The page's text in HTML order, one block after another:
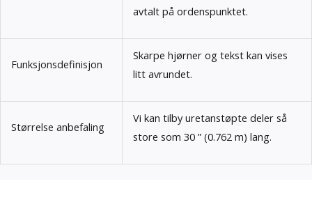
avtalt på ordenspunktet.
Funksjonsdefinisjon
Skarpe hjørner og tekst kan vises
litt avrundet.
Størrelse anbefaling
Vi kan tilby uretanstøpte deler så
store som 30 ” (0.762 m) lang.